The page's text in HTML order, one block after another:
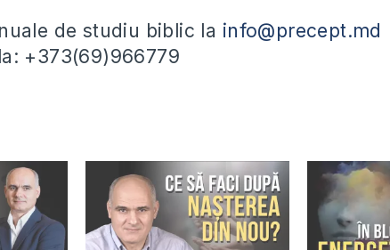
de studiu biblic la info@precept.md
+373(69)966779